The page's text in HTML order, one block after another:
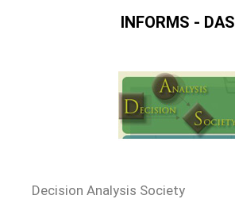
INFORMS - DAS
Decision Analysis Society